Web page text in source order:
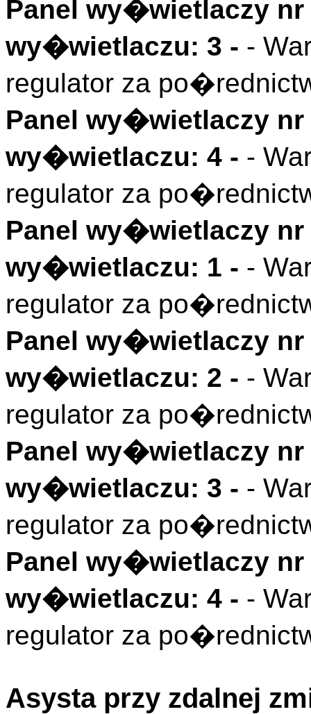
Panel wy�wietlaczy nr
wy�wietlaczu: 3 - -
regulator za
Panel wy�wietlaczy nr
wy�wietlaczu: 4 - -
regulator za
Panel wy�wietlaczy nr
wy�wietlaczu: 1 - -
regulator za
Panel wy�wietlaczy nr
wy�wietlaczu: 2 - -
regulator za
Panel wy�wietlaczy nr
wy�wietlaczu: 3 - -
regulator za
Panel wy�wietlaczy nr
wy�wietlaczu: 4 - -
regulator za
Asysta przy zdalnej